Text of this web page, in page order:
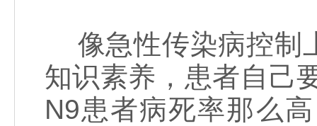
像急性传染病控制
知识素养，患者自己
N9患者病死率那么